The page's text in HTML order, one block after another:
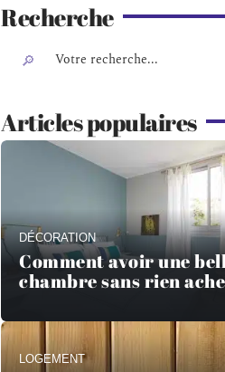
Recherche
Articles populaires
DÉCORATION
Comment avoir une
chambre sans rien
LOGEMENT